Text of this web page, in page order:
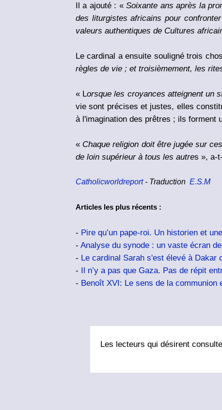
Il a ajouté : «Soixante ans après la
des liturgistes africains pour
valeurs authentiques de Cultures
Le cardinal a ensuite souligné trois
règles de vie ; et troisièmement, les
« Lorsque les croyances atteignent un
vie sont précises et justes, elles
à l'imagination des prêtres ; ils forment
« Chaque religion doit être jugée sur
de loin supérieur à tous les autres », a-
Catholicworldreport- Traduction E.S.M
Articles les plus récents :
- Pire qu’un pape-roi. Un historien et
- Analyse du synode : un vaste écran
- Le cardinal Sarah s'est élevé à Dakar
- Il n’y a pas que Gaza. Pas de répit
- Benoît XVI: Le sens de la
Les lecteurs qui désirent